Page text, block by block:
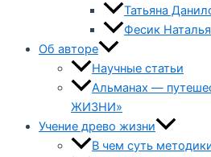
Татьяна
Фесик
Об авторе
Научные статьи
Альманах —
ЖИЗНИ»
Учение древо жизни
В чем суть